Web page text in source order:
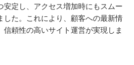
安定し、アクセス増加時にもスムー
した。これにより、顧客への最新情
信頼性の高いサイト運営が実現しま